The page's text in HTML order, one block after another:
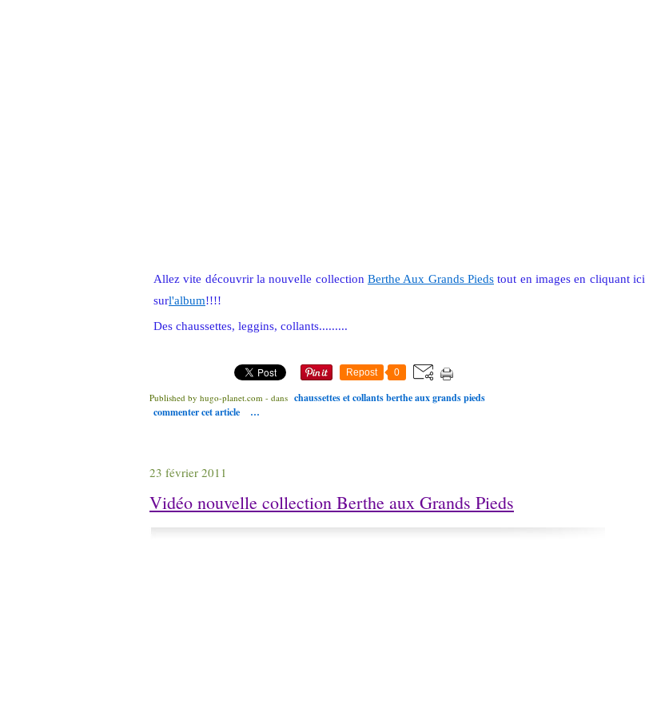
Allez vite découvrir la nouvelle collection Berthe Aux Grands Pieds tout en images en cliquant ici
surl'album!!!!
Des chaussettes, leggins, collants.........
Repost 0
Published by hugo-planet.com - dans chaussettes et collants berthe aux grands pieds
commenter cet article
…
23 février 2011
Vidéo nouvelle collection Berthe aux Grands Pieds